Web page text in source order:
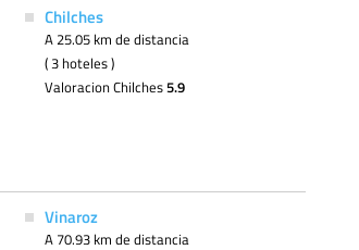
Chilches
A 25.05 km de distancia
( 3 hoteles )
Valoracion Chilches5.9
Vinaroz
A 70.93 km de distancia